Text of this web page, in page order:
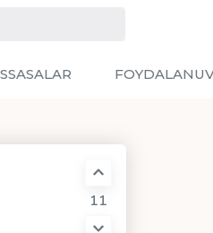
11